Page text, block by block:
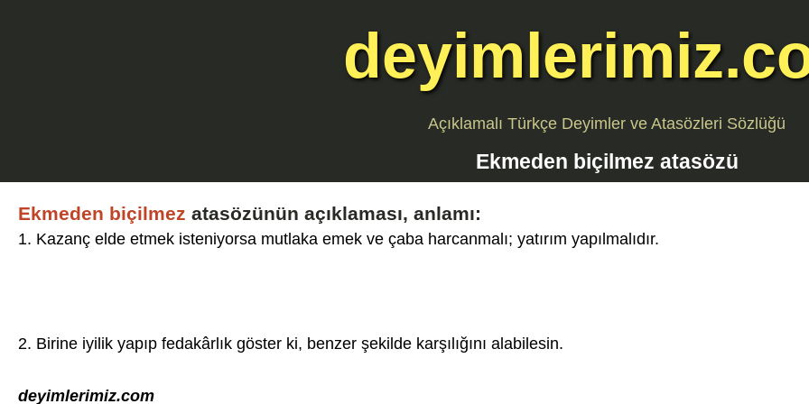
Açıklamalı Türkçe Deyimler ve Atasözleri Sözlüğü
Ekmeden biçilmez atasözü
Ekmeden biçilmez atasözünün açıklaması, anlamı:
1. Kazanç elde etmek isteniyorsa mutlaka emek ve çaba harcanmalı; yatırım yapılmalıdır.
2. Birine iyilik yapıp fedakârlık göster ki, benzer şekilde karşılığını alabilesin.
deyimlerimiz.com